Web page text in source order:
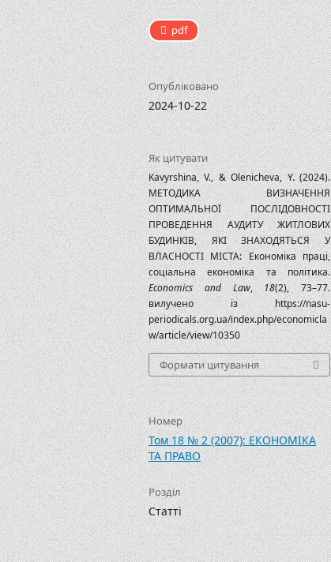
pdf
Опубліковано
2024-10-22
Як цитувати
Kavyrshina, V., & Olenicheva, Y. (2024).
МЕТОДИКА ВИЗНАЧЕННЯ
ОПТИМАЛЬНОЇ ПОСЛІДОВНОСТІ
ПРОВЕДЕННЯ АУДИТУ ЖИТЛОВИХ
БУДИНКІВ, ЯКІ ЗНАХОДЯТЬСЯ У
ВЛАСНОСТІ МІСТА: Економіка праці,
соціальна економіка та політика.
Economics and Law,18(2), 73–77.
вилучено із https://nasu-
periodicals.org.ua/index.php/economicla
w/article/view/10350
Формати цитування
Номер
Том 18 № 2 (2007): ЕКОНОМІКА
ТА ПРАВО
Розділ
Статті